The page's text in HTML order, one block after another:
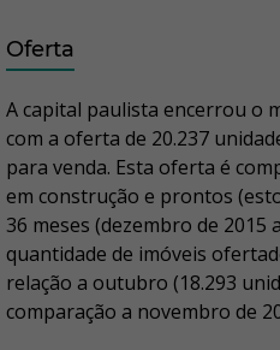
Oferta
A capital paulista encerrou o
com a oferta de 20.237
para venda. Esta oferta é
em construção e prontos
36 meses (dezembro de 2015
quantidade de imóveis
relação a outubro (18.293
comparação a novembro de